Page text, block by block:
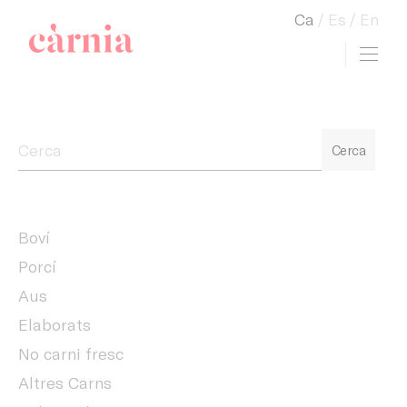
Ca Es En
Cerca
Boví
Porcí
Aus
Elaborats
No carni fresc
Altres Carns